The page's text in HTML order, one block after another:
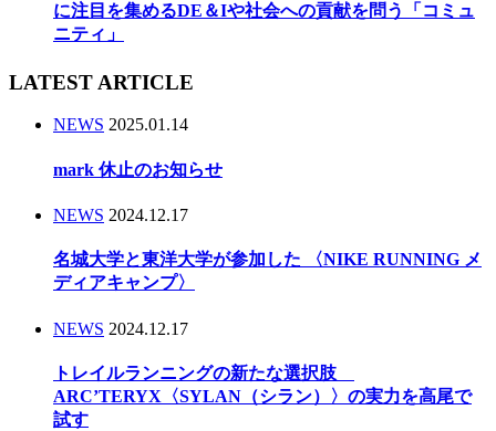
に注目を集めるDE＆Iや社会への貢献を問う「コミュ
ニティ」
LATEST ARTICLE
NEWS 2025.01.14
mark 休止のお知らせ
NEWS 2024.12.17
名城大学と東洋大学が参加した 〈NIKE RUNNING メ
ディアキャンプ〉
NEWS 2024.12.17
トレイルランニングの新たな選択肢
ARC’TERYX〈SYLAN（シラン）〉の実力を高尾で
試す